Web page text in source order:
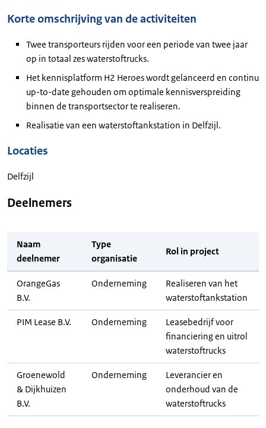
Korte omschrijving van de activiteiten
Twee transporteurs rijden voor een periode van twee jaar
op in totaal zes waterstoftrucks.
Het kennisplatform H2 Heroes wordt gelanceerd en continu
up-to-date gehouden om optimale kennisverspreiding
binnen de transportsector te realiseren.
Realisatie van een waterstoftankstation in Delfzijl.
Locaties
Delfzijl
Deelnemers
Naam
deelnemer
Type
organisatie
Rol in project
OrangeGas
B.V.
Onderneming
Realiseren van het
waterstoftankstation
PIM Lease B.V. Onderneming
Leasebedrijf voor
financiering en uitrol
waterstoftrucks
Groenewold
& Dijkhuizen
B.V.
Onderneming
Leverancier en
onderhoud van de
waterstoftrucks